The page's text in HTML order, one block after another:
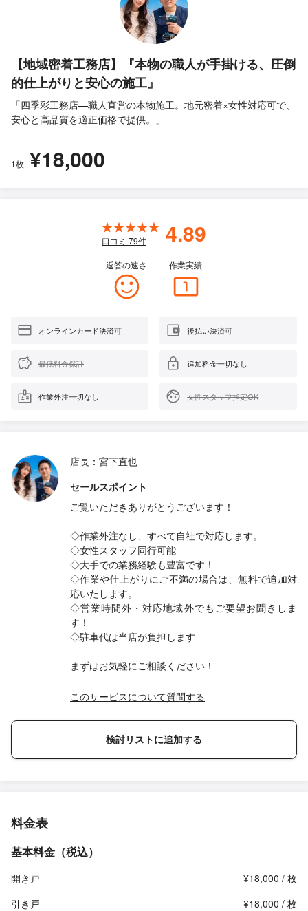
【地域密着工務店】『本物の職人が手掛ける、圧倒
的仕上がりと安心の施工』
「四季彩工務店—職人直営の本物施工。地元密着×女性対応可で、
安心と高品質を適正価格で提供。」
1枚 ¥18,000
口コミ 79件 4.89
返答の速さ 作業実績
オンラインカード決済可 後払い決済可
最低料金保証 追加料金一切なし
作業外注一切なし 女性スタッフ指定OK
店長：宮下直也
セールスポイント
ご覧いただきありがとうございます！
◇作業外注なし、すべて自社で対応します。
◇女性スタッフ同行可能
◇大手での業務経験も豊富です！
◇作業や仕上がりにご不満の場合は、無料で追加対
応いたします。
◇営業時間外・対応地域外でもご要望お聞きしま
す！
◇駐車代は当店が負担します
まずはお気軽にご相談ください！
このサービスについて質問する
検討リストに追加する
料金表
基本料金（税込）
開き戸
¥18,000 / 枚
引き戸
¥18,000 / 枚